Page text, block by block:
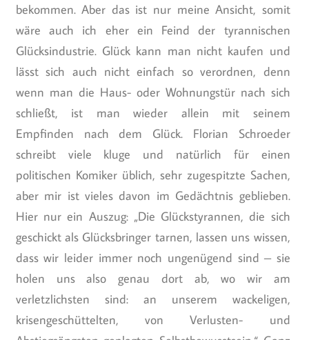
bekommen. Aber das ist nur meine Ansicht, somit
wäre auch ich eher ein Feind der tyrannischen
Glücksindustrie. Glück kann man nicht kaufen und
lässt sich auch nicht einfach so verordnen, denn
wenn man die Haus- oder Wohnungstür nach sich
schließt, ist man wieder allein mit seinem
Empfinden nach dem Glück. Florian Schroeder
schreibt viele kluge und natürlich für einen
politischen Komiker üblich, sehr zugespitzte Sachen,
aber mir ist vieles davon im Gedächtnis geblieben.
Hier nur ein Auszug: „Die Glückstyrannen, die sich
geschickt als Glücksbringer tarnen, lassen uns wissen,
dass wir leider immer noch ungenügend sind – sie
holen uns also genau dort ab, wo wir am
verletzlichsten sind: an unserem wackeligen,
krisengeschüttelten, von Verlusten- und